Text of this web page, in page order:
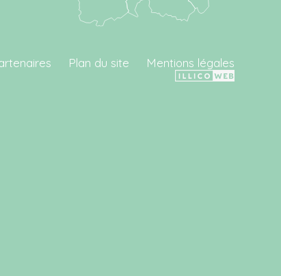
Plan du site Mentions légales